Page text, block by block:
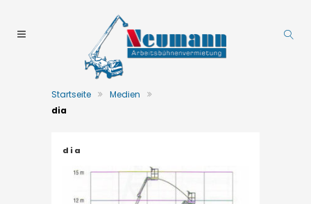
Startseite
Medien
dia
dia